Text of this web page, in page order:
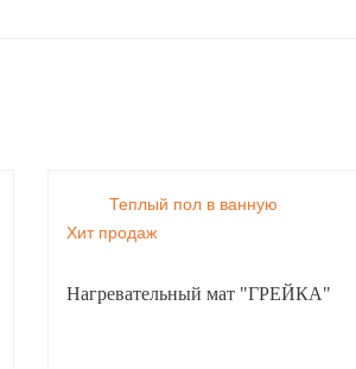
Теплый пол в ванную
Хит продаж
Нагревательный мат "ГРЕЙКА"